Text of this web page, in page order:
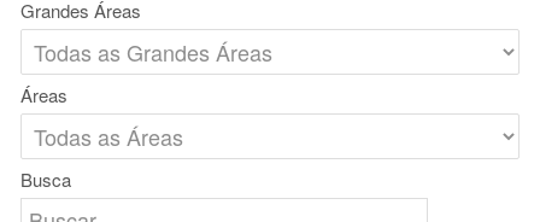
Grandes Áreas
Áreas
Busca